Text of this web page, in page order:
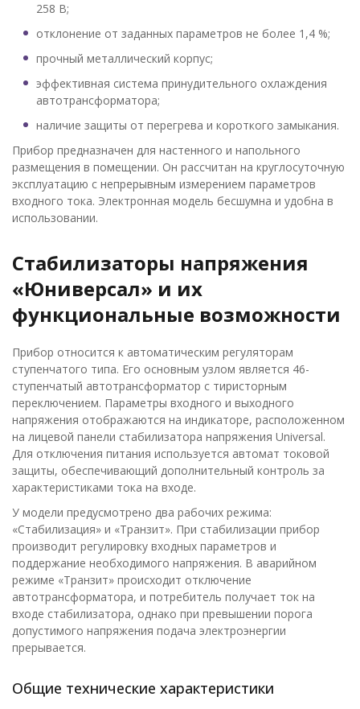
258 В;
отклонение от заданных параметров не более 1,4 %;
прочный металлический корпус;
эффективная система принудительного охлаждения
автотрансформатора;
наличие защиты от перегрева и короткого замыкания.
Прибор предназначен для настенного и напольного
размещения в помещении. Он рассчитан на круглосуточную
эксплуатацию с непрерывным измерением параметров
входного тока. Электронная модель бесшумна и удобна в
использовании.
Стабилизаторы напряжения
«Юниверсал» и их
функциональные возможности
Прибор относится к автоматическим регуляторам
ступенчатого типа. Его основным узлом является 46-
ступенчатый автотрансформатор с тиристорным
переключением. Параметры входного и выходного
напряжения отображаются на индикаторе, расположенном
на лицевой панели стабилизатора напряжения Universal.
Для отключения питания используется автомат токовой
защиты, обеспечивающий дополнительный контроль за
характеристиками тока на входе.
У модели предусмотрено два рабочих режима:
«Стабилизация» и «Транзит». При стабилизации прибор
производит регулировку входных параметров и
поддержание необходимого напряжения. В аварийном
режиме «Транзит» происходит отключение
автотрансформатора, и потребитель получает ток на
входе стабилизатора, однако при превышении порога
допустимого напряжения подача электроэнергии
прерывается.
Общие технические характеристики